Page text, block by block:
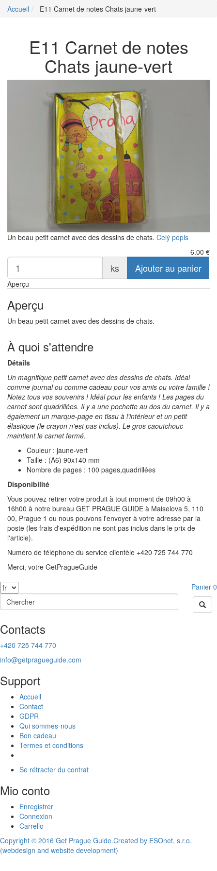
Accueil E11 Carnet de notes Chats jaune-vert
E11 Carnet de notes
Chats jaune-vert
Un beau petit carnet avec des dessins de chats. Celý popis
6.00 €
ks Ajouter au panier
Aperçu
Aperçu
Un beau petit carnet avec des dessins de chats.
À quoi s'attendre
Détails
Un magnifique petit carnet avec des dessins de chats. Idéal
comme journal ou comme cadeau pour vos amis ou votre famille !
Notez tous vos souvenirs ! Idéal pour les enfants ! Les pages du
carnet sont quadrillées. Il y a une pochette au dos du carnet. Il y a
également un marque-page en tissu à l'intérieur et un petit
élastique (le crayon n'est pas inclus). Le gros caoutchouc
maintient le carnet fermé.
Couleur : jaune-vert
Taille : (A6) 90x140 mm
Nombre de pages : 100 pages,quadrillées
Disponibilité
Vous pouvez retirer votre produit à tout moment de 09h00 à
16h00 à notre bureau GET PRAGUE GUIDE à Maiselova 5, 110
00, Prague 1 ou nous pouvons l'envoyer à votre adresse par la
poste (les frais d'expédition ne sont pas inclus dans le prix de
l'article).
Numéro de téléphone du service clientèle +420 725 744 770
Merci, votre GetPragueGuide
Panier 0
Contacts
+420 725 744 770
info@getpragueguide.com
Support
Accueil
Contact
GDPR
Qui sommes-nous
Bon cadeau
Termes et conditions
Se rétracter du contrat
Mio conto
Enregistrer
Connexion
Carrello
Copyright © 2016 Get Prague Guide.Created by ESOnet, s.r.o.
(webdesign and website development)